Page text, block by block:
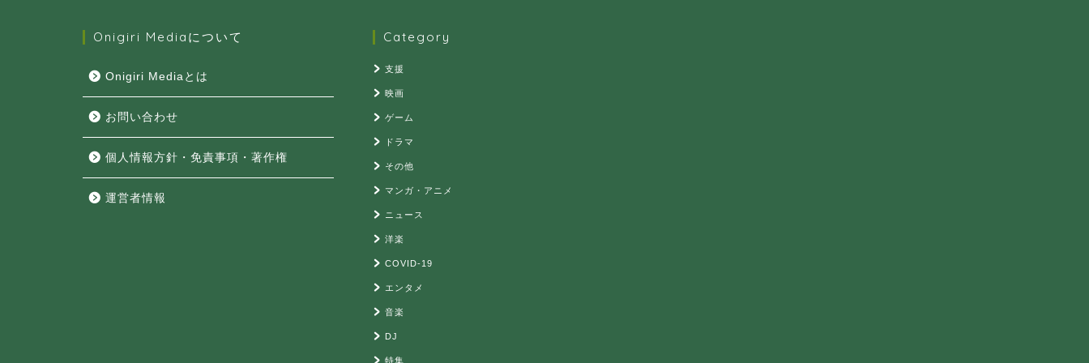
Onigiri Mediaについて
Onigiri Mediaとは
お問い合わせ
個人情報方針・免責事項・著作権
運営者情報
Category
支援
映画
ゲーム
ドラマ
その他
マンガ・アニメ
ニュース
洋楽
COVID-19
エンタメ
音楽
DJ
特集